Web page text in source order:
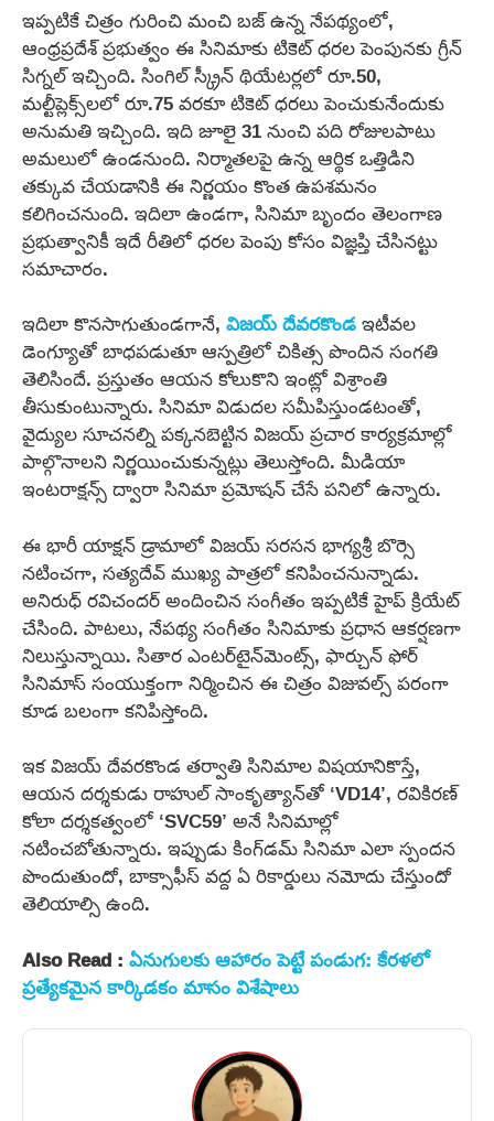
ఇప్పటికే చిత్రం గురించి మంచి బజ్‌ ఉన్న నేపథ్యంలో,
ఆంధ్రప్రదేశ్ ప్రభుత్వం ఈ సినిమాకు టికెట్ ధరల పెంపునకు గ్రీన్
సిగ్నల్ ఇచ్చింది. సింగిల్ స్క్రీన్ థియేటర్లలో రూ.50,
మల్టీప్లెక్స్‌లలో రూ.75 వరకూ టికెట్ ధరలు పెంచుకునేందుకు
అనుమతి ఇచ్చింది. ఇది జూలై 31 నుంచి పది రోజులపాటు
అమలులో ఉండనుంది. నిర్మాతలపై ఉన్న ఆర్థిక ఒత్తిడిని
తక్కువ చేయడానికి ఈ నిర్ణయం కొంత ఉపశమనం
కలిగించనుంది. ఇదిలా ఉండగా, సినిమా బృందం తెలంగాణ
ప్రభుత్వానికీ ఇదే రీతిలో ధరల పెంపు కోసం విజ్ఞప్తి చేసినట్టు
సమాచారం.
ఇదిలా కొనసాగుతుండగానే,విజయ్ దేవరకొండఇటీవల
డెంగ్యూతో బాధపడుతూ ఆస్పత్రిలో చికిత్స పొందిన సంగతి
తెలిసిందే. ప్రస్తుతం ఆయన కోలుకొని ఇంట్లో విశ్రాంతి
తీసుకుంటున్నారు. సినిమా విడుదల సమీపిస్తుండటంతో,
వైద్యుల సూచనల్ని పక్కనబెట్టిన విజయ్ ప్రచార కార్యక్రమాల్లో
పాల్గొనాలని నిర్ణయించుకున్నట్లు తెలుస్తోంది. మీడియా
ఇంటరాక్షన్స్ ద్వారా సినిమా ప్రమోషన్‌ చేసే పనిలో ఉన్నారు.
ఈ భారీ యాక్షన్ డ్రామాలో విజయ్ సరసన భాగ్యశ్రీ బొర్సె
నటించగా, సత్యదేవ్ ముఖ్య పాత్రలో కనిపించనున్నాడు.
అనిరుధ్ రవిచందర్ అందించిన సంగీతం ఇప్పటికే హైప్ క్రియేట్
చేసింది. పాటలు, నేపథ్య సంగీతం సినిమాకు ప్రధాన ఆకర్షణగా
నిలుస్తున్నాయి. సితార ఎంటర్‌టైన్‌మెంట్స్, ఫార్చున్ ఫోర్
సినిమాస్ సంయుక్తంగా నిర్మించిన ఈ చిత్రం విజువల్స్ పరంగా
కూడ బలంగా కనిపిస్తోంది.
ఇక విజయ్ దేవరకొండ తర్వాతి సినిమాల విషయానికొస్తే,
ఆయన దర్శకుడు రాహుల్ సాంకృత్యాన్‌తో ‘VD14’, రవికిరణ్
కోలా దర్శకత్వంలో ‘SVC59’ అనే సినిమాల్లో
నటించబోతున్నారు. ఇప్పుడు కింగ్‌డమ్ సినిమా ఎలా స్పందన
పొందుతుందో, బాక్సాఫీస్ వద్ద ఏ రికార్డులు నమోదు చేస్తుందో
తెలియాల్సి ఉంది.
Also Read :ఏనుగులకు ఆహారం పెట్టే పండుగ: కేరళలో
ప్రత్యేకమైన కార్కిడకం మాసం విశేషాలు